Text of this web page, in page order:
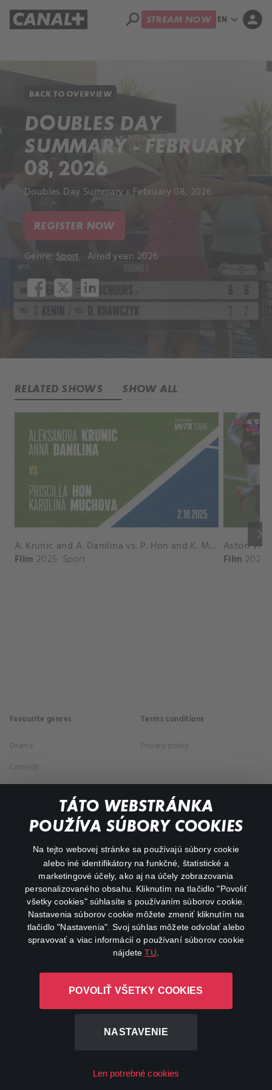
TÁTO WEBSTRÁNKA
POUŽÍVA SÚBORY COOKIES
Na tejto webovej stránke sa používajú súbory cookie
alebo iné identifikátory na funkčné, štatistické a
marketingové účely, ako aj na účely zobrazovania
personalizovaného obsahu. Kliknutím na tlačidlo "Povoliť
všetky cookies" súhlasíte s používaním súborov cookie.
Nastavenia súborov cookie môžete zmeniť kliknutím na
tlačidlo "Nastavenia". Svoj súhlas môžete odvolať alebo
spravovať a viac informácií o používaní súborov cookie
nájdeteTU
POVOLIŤ VŠETKY COOKIES
NASTAVENIE
Len potrebné cookies
search STREAM NOW EN expand_more person
BACK TO OVERVIEW
DOUBLES DAY
SUMMARY - FEBRUARY
08, 2026
Doubles Day Summary - February 08, 2026.
REGISTER NOW
Genre: Sport Aired year: 2026
RELATED SHOWS SHOW ALL
keyboard_arrow_right
A. Krunic and A. Danilina vs. P. Hon and K. Muchova Match Highlights - BEIJING_Capital Group Diamond ( October 02, 2025)
Film 2025 Sport Film 2026
Favourite genres
Drama
Comedy
Terms conditions
Privacy policy
My profile
Important links
Canal+ Luxembourg S. à r.l. so sídlom Rue Albert Borschette 4,